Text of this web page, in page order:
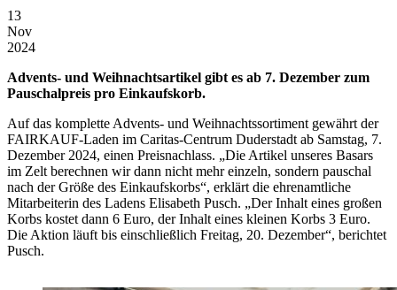
13
Nov
2024
Advents- und Weihnachtsartikel gibt es ab 7. Dezember zum
Pauschalpreis pro Einkaufskorb.
Auf das komplette Advents- und Weihnachtssortiment gewährt der
FAIRKAUF-Laden im Caritas-Centrum Duderstadt ab Samstag, 7.
Dezember 2024, einen Preisnachlass. „Die Artikel unseres Basars
im Zelt berechnen wir dann nicht mehr einzeln, sondern pauschal
nach der Größe des Einkaufskorbs“, erklärt die ehrenamtliche
Mitarbeiterin des Ladens Elisabeth Pusch. „Der Inhalt eines großen
Korbs kostet dann 6 Euro, der Inhalt eines kleinen Korbs 3 Euro.
Die Aktion läuft bis einschließlich Freitag, 20. Dezember“, berichtet
Pusch.